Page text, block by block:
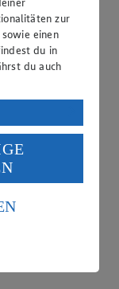
zur
einen
du in
du auch
Daten in den
du im Sinne
dass deine
EuGH sieht
an.
US-
findest du